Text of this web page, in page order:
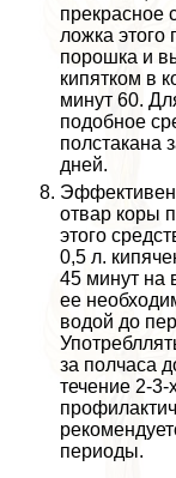
прекрасное
ложка этого
порошка и
кипятком в
минут 60.
подобное
полстакана
дней.
отвар коры
этого
0,5 л.
45 минут на
ее
водой до
за полчаса
течение 2-3-
периоды.